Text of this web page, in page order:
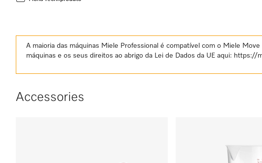
A maioria das máquinas Miele Professional é compatível com o Miele
máquinas e os seus direitos ao abrigo da Lei de Dados da UE aqui: https://
Accessories